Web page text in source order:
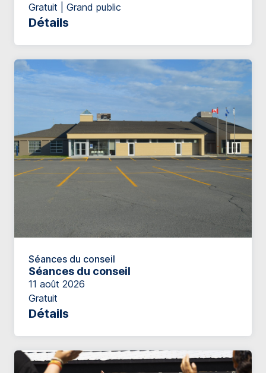
Gratuit | Grand public
Détails
Séances du conseil
Séances du conseil
11 août 2026
Gratuit
Détails